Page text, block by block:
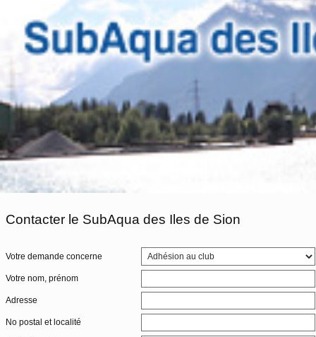
Contacter le SubAqua des Iles de Sion
Votre demande concerne
Votre nom, prénom
Adresse
No postal et localité